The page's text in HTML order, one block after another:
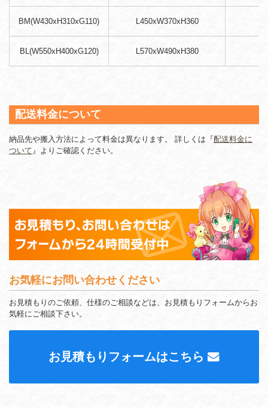
BM(W430xH310xG110) L450xW370xH360
BL(W550xH400xG120) L570xW490xH380
配送料金について
納品先や搬入方法によって料金は異なります。 詳しくは『配送料金に
ついて 』よりご確認ください。
お気軽にお問い合わせください
お見積もりのご依頼、仕様のご相談などは、お見積もりフォームからお
気軽にご相談下さい。
お見積もりフォームはこちら